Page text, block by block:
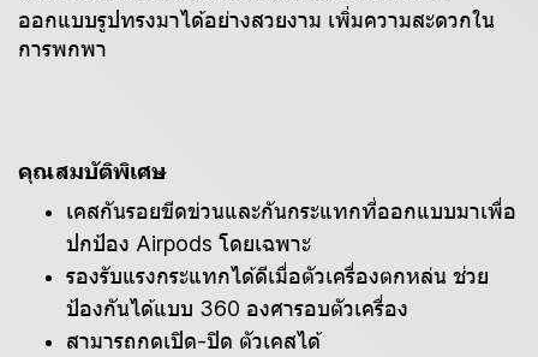
ออกแบบรูปทรงมาได้อย่างสวยงาม เพิ่มความสะดวกใน
การพกพา
คุณสมบัติพิเศษ
เคสกันรอยขีดข่วนและกันกระแทกที่ออกแบบมาเพื่อ
ปกป้อง Airpods โดยเฉพาะ
รองรับแรงกระแทกได้ดีเมื่อตัวเครื่องตกหล่น ช่วย
ป้องกันได้แบบ 360 องศารอบตัวเครื่อง
สามารถกดเปิด-ปิด ตัวเคสได้